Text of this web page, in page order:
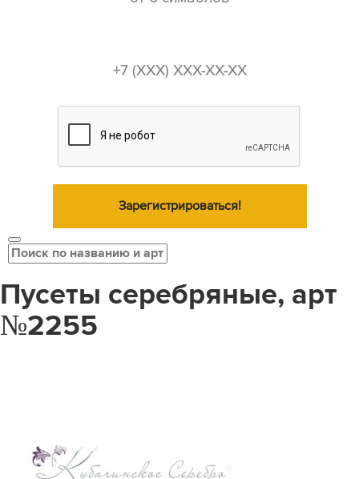
Зарегистрироваться!
Пусеты серебряные, арт
№2255